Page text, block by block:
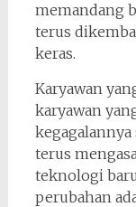
memandang
terus
keras.
Karyawan
karyawan
terus
teknologi
perubahan